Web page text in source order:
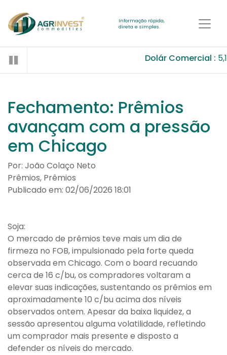
Informação rápida,
direta e simples.
Dolár Comercial :
Fechamento: Prêmios
avançam com a pressão
em Chicago
Por: João Colaço Neto
Prêmios, Prêmios
Publicado em: 02/06/2026 18:01
Soja:
O mercado de prêmios teve mais um dia de
firmeza no FOB, impulsionado pela forte queda
observada em Chicago. Com o board recuando
cerca de 16 c/bu, os compradores voltaram a
elevar suas indicações, sustentando os prêmios em
aproximadamente 10 c/bu acima dos níveis
observados ontem. Apesar da baixa liquidez, a
sessão apresentou alguma volatilidade, refletindo
um comprador mais presente e disposto a
defender os níveis do mercado.